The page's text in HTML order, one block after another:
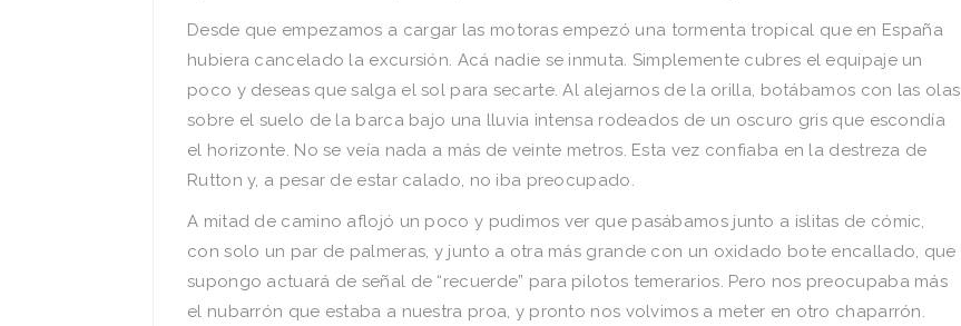
Desde que empezamos a cargar las motoras empezó una tormenta tropical que en España
hubiera cancelado la excursión. Acá nadie se inmuta. Simplemente cubres el equipaje un
poco y deseas que salga el sol para secarte. Al alejarnos de la orilla, botábamos con las olas
sobre el suelo de la barca bajo una lluvia intensa rodeados de un oscuro gris que escondía
el horizonte. No se veía nada a más de veinte metros. Esta vez confiaba en la destreza de
Rutton y, a pesar de estar calado, no iba preocupado.
A mitad de camino aflojó un poco y pudimos ver que pasábamos junto a islitas de cómic,
con solo un par de palmeras, y junto a otra más grande con un oxidado bote encallado, que
supongo actuará de señal de “recuerde” para pilotos temerarios. Pero nos preocupaba más
el nubarrón que estaba a nuestra proa, y pronto nos volvimos a meter en otro chaparrón.